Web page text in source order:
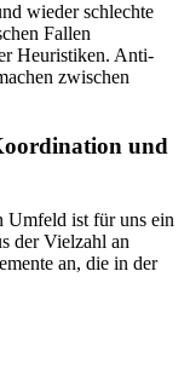
wieder schlechte
Fallen
Heuristiken. Anti-
zwischen
und
Umfeld ist für uns ein
der Vielzahl an
an, die in der